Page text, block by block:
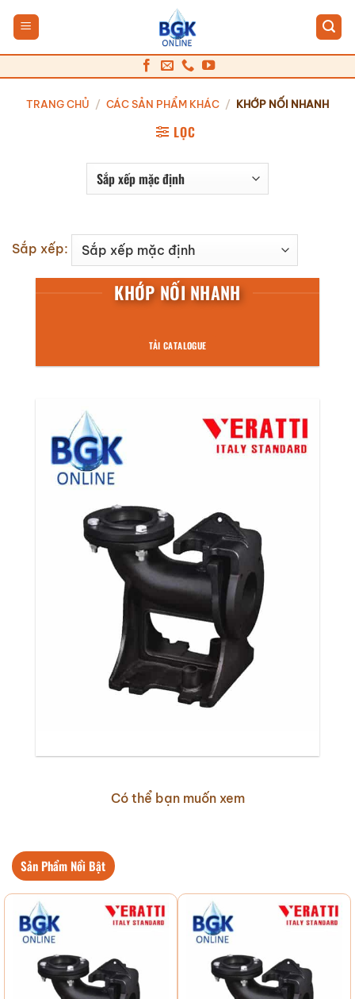
qua
nội
dung
TRANG CHỦ / CÁC SẢN PHẨM KHÁC / KHỚP NỐI NHANH
LỌC
Sắp xếp:
KHỚP NỐI NHANH
TẢI CATALOGUE
Có thể bạn muốn xem
Sản Phẩm Nổi Bật